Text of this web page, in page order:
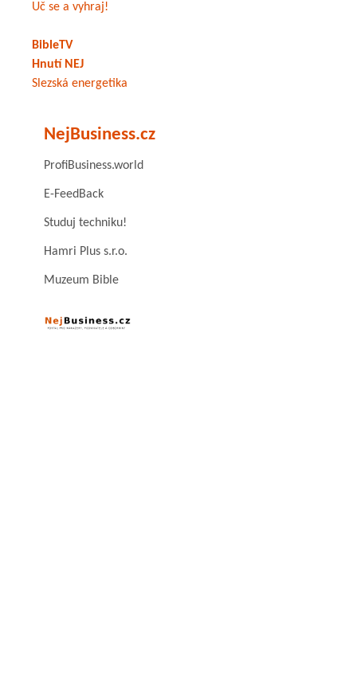
Uč se a vyhraj!
BibleTV
Hnutí NEJ
Slezská energetika
NejBusiness.cz
ProfiBusiness.world
E-FeedBack
Studuj techniku!
Hamri Plus s.r.o.
Muzeum Bible